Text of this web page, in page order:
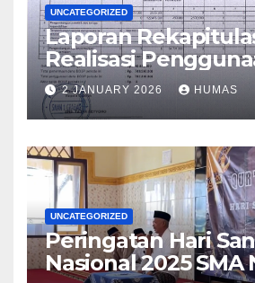
UNCATEGORIZED
Laporan
Realisasi
BOS Reguler Tahap
2025
2 JANUARY 2026 HUMAS
UNCATEGORIZED
Peringatan Hari
Nasional 2025 SMA